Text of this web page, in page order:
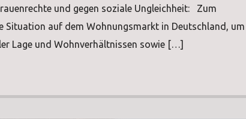
und gegen soziale Ungleichheit: Zum
Situation auf dem Wohnungsmarkt in Deutschland, um
Lage und Wohnverhältnissen sowie […]